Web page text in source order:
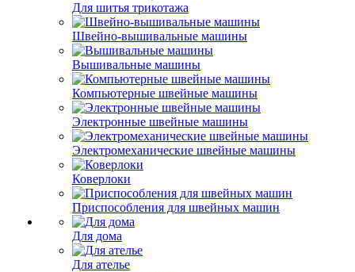
Для шитья трикотажа
Швейно-вышивальные машины
Вышивальные машины
Компьютерные швейные машины
Электронные швейные машины
Электромеханические швейные машины
Коверлоки
Приспособления для швейных машин
Для дома
Для ателье